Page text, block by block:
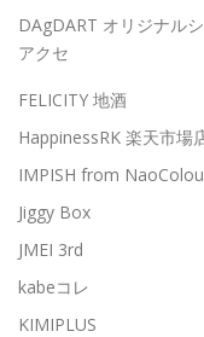
DAgDART オリジナル
アクセ
FELICITY 地酒
HappinessRK 楽天市場
IMPISH from
Jiggy Box
JMEI 3rd
kabeコレ
KIMIPLUS